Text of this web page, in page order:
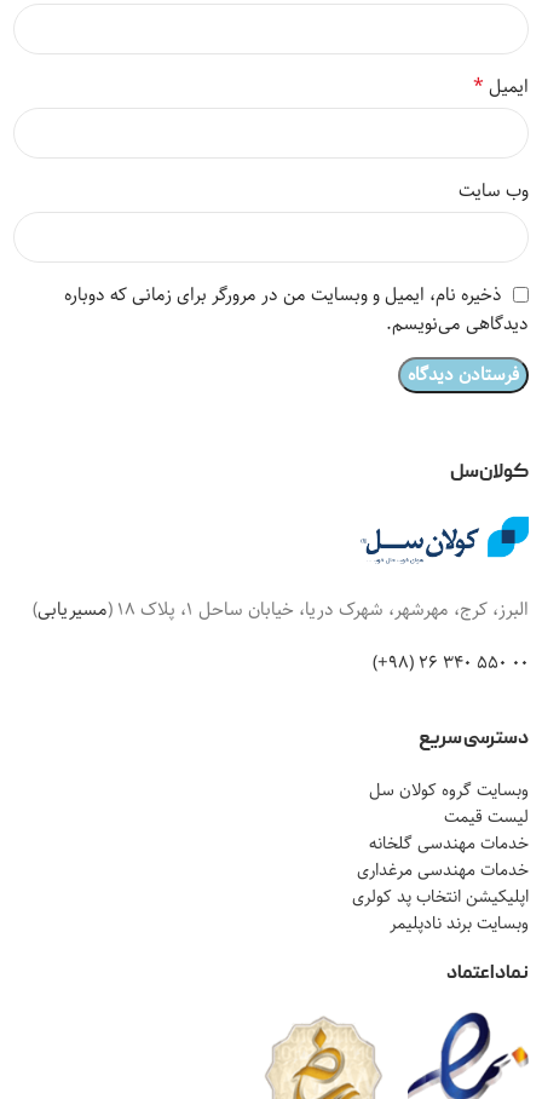
ایمیل*
وب‌ سایت
ذخیره نام، ایمیل و وبسایت من در مرورگر برای زمانی که دوباره
دیدگاهی می‌نویسم.
کولان‌سل
البرز، کرج، مهرشهر، شهرک دریا، خیابان ساحل 1، پلاک 18 ( مسیریابی)
00 550 340 26 (98+)
دسترسی سریع
وبسایت گروه کولان سل
لیست قیمت
خدمات مهندسی گلخانه
خدمات مهندسی مرغداری
اپلیکیشن انتخاب پد کولری
وبسایت برند نادپلیمر
نماد اعتماد